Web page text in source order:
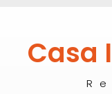
Casa